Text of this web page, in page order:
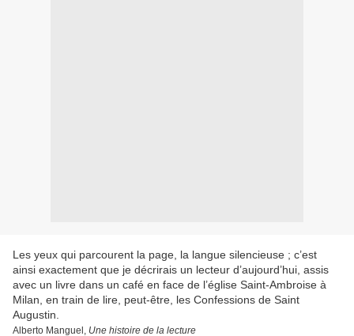
Les yeux qui parcourent la page, la langue silencieuse ; c’est
ainsi exactement que je décrirais un lecteur d’aujourd’hui, assis
avec un livre dans un café en face de l’église Saint-Ambroise à
Milan, en train de lire, peut-être, les Confessions de Saint
Augustin.
Alberto Manguel, Une histoire de la lecture